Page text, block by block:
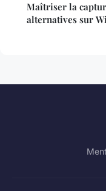
Maîtriser la
alternatives sur